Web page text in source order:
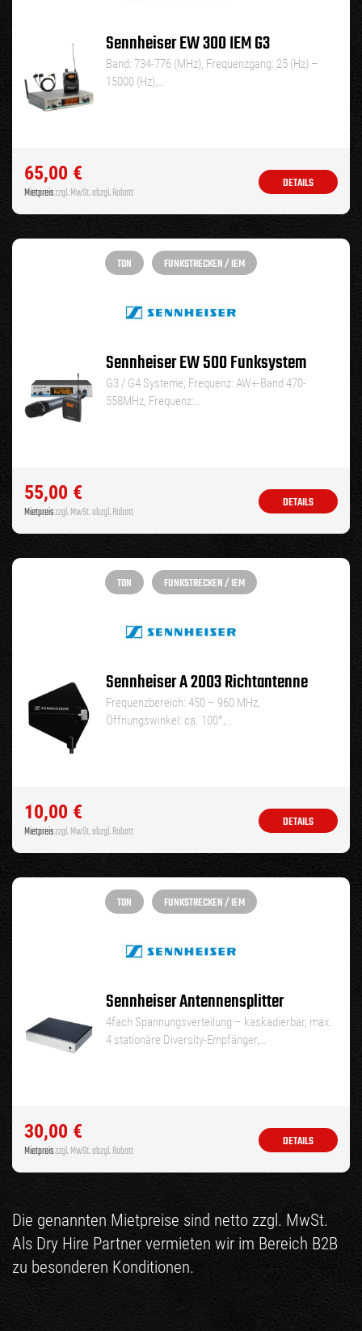
Sennheiser EW 300 IEM G3
Band: 734-776 (MHz), Frequenzgang: 25 (Hz) –
15000 (Hz),…
65,00 €
Mietpreiszzgl. MwSt. abzgl. Rabatt
DETAILS
TON FUNKSTRECKEN / IEM
Sennheiser EW 500 Funksystem
G3 / G4 Systeme, Frequenz: AW+-Band 470-
558MHz, Frequenz:…
55,00 €
Mietpreiszzgl. MwSt. abzgl. Rabatt
DETAILS
TON FUNKSTRECKEN / IEM
Sennheiser A 2003 Richtantenne
Frequenzbereich: 450 – 960 MHz,
Öffnungswinkel: ca. 100°,…
10,00 €
Mietpreiszzgl. MwSt. abzgl. Rabatt
DETAILS
TON FUNKSTRECKEN / IEM
Sennheiser Antennensplitter
4fach Spannungsverteilung – kaskadierbar, max.
4 stationäre Diversity-Empfänger,…
30,00 €
Mietpreiszzgl. MwSt. abzgl. Rabatt
DETAILS
Die genannten Mietpreise sind netto zzgl. MwSt.
Als Dry Hire Partner vermieten wir im Bereich B2B
zu besonderen Konditionen.